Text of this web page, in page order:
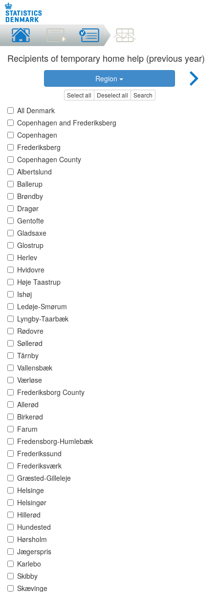
Recipients of temporary home help (previous year)
Region
Select all Deselect all Search
All Denmark
Copenhagen and Frederiksberg
Copenhagen
Frederiksberg
Copenhagen County
Albertslund
Ballerup
Brøndby
Dragør
Gentofte
Gladsaxe
Glostrup
Herlev
Hvidovre
Høje Taastrup
Ishøj
Ledøje-Smørum
Lyngby-Taarbæk
Rødovre
Søllerød
Tårnby
Vallensbæk
Værløse
Frederiksborg County
Allerød
Birkerød
Farum
Fredensborg-Humlebæk
Frederikssund
Frederiksværk
Græsted-Gilleleje
Helsinge
Helsingør
Hillerød
Hundested
Hørsholm
Jægerspris
Karlebo
Skibby
Skævinge